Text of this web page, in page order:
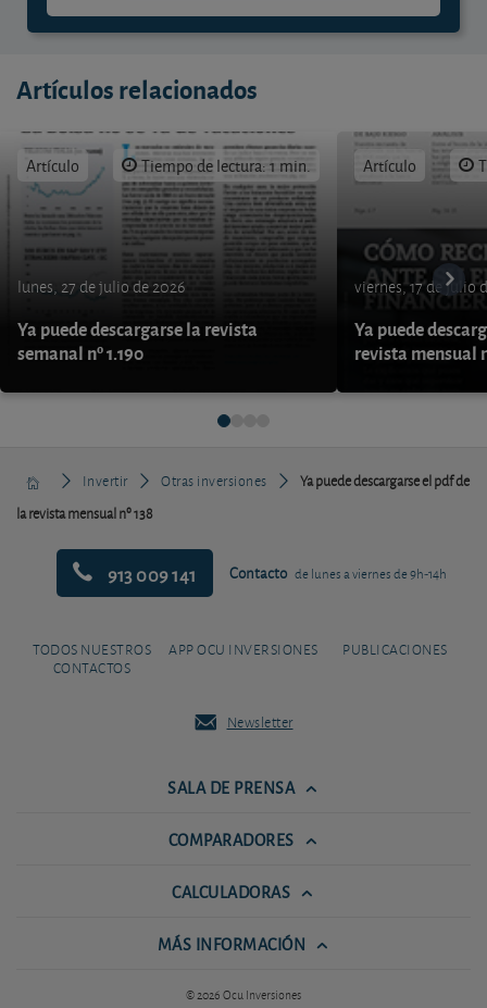
Artículos relacionados
Artículo Tiempo de lectura: 1 min.
lunes, 27 de julio de 2026
Ya puede descargarse la revista
semanal nº 1.190
Artículo
viernes, 17 de julio
Ya puede
revista mensual
Invertir Otras inversiones
Ya puede descargarse el pdf de
la revista mensual nº 138
913 009 141 Contacto de lunes a viernes de 9h-14h
TODOS NUESTROS
CONTACTOS
APP OCU INVERSIONES PUBLICACIONES
Newsletter
SALA DE PRENSA
COMPARADORES
CALCULADORAS
MÁS INFORMACIÓN
© 2026 Ocu Inversiones